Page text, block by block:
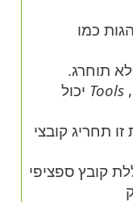
כמו
לא תוחרג.
Tools יכול
תחריג קובצי
קובץ ספציפי